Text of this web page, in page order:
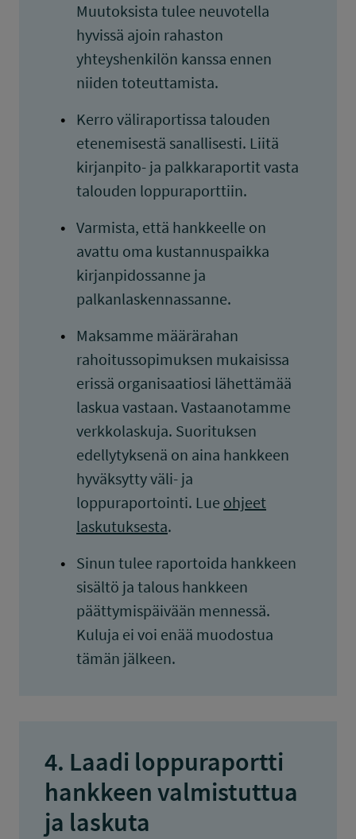
Muutoksista tulee neuvotella
hyvissä ajoin rahaston
yhteyshenkilön kanssa ennen
niiden toteuttamista.
Kerro väliraportissa talouden
etenemisestä sanallisesti. Liitä
kirjanpito- ja palkkaraportit vasta
talouden loppuraporttiin.
Varmista, että hankkeelle on
avattu oma kustannuspaikka
kirjanpidossanne ja
palkanlaskennassanne.
Maksamme määrärahan
rahoitussopimuksen mukaisissa
erissä organisaatiosi lähettämää
laskua vastaan. Vastaanotamme
verkkolaskuja. Suorituksen
edellytyksenä on aina hankkeen
hyväksytty väli- ja
loppuraportointi. Lue ohjeet
laskutuksesta.
Sinun tulee raportoida hankkeen
sisältö ja talous hankkeen
päättymispäivään mennessä.
Kuluja ei voi enää muodostua
tämän jälkeen.
4. Laadi loppuraportti
hankkeen valmistuttua
ja laskuta